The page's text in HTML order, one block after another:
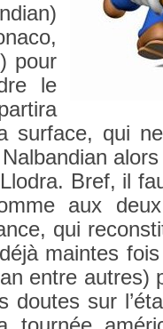
pour
le
sur­face, qui
Bref, il
aux
qui
main­tes
entre aut­res)
doutes sur